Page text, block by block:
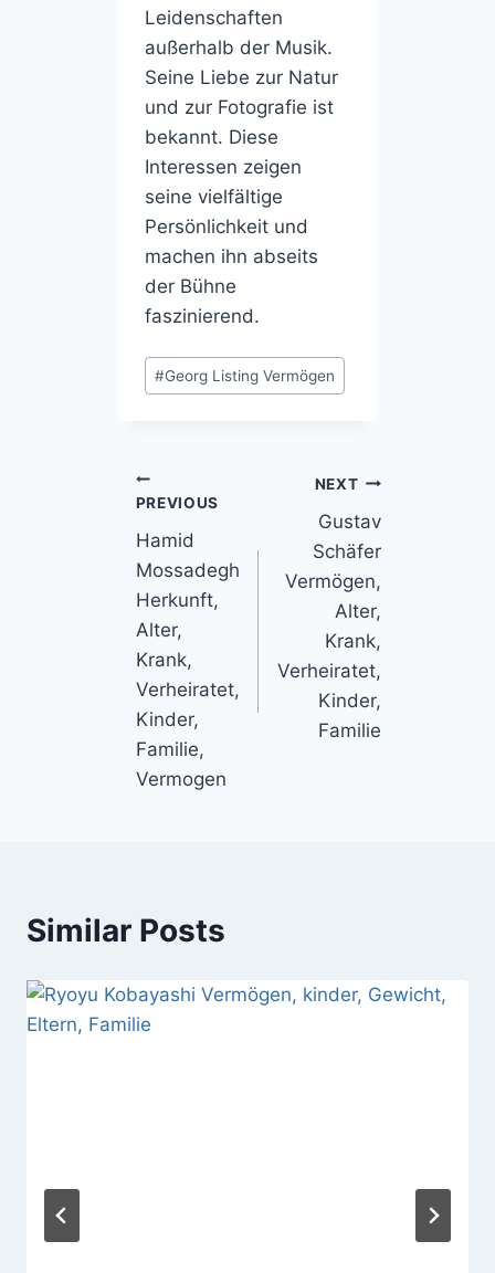
Leidenschaften
außerhalb der Musik.
Seine Liebe zur Natur
und zur Fotografie ist
bekannt. Diese
Interessen zeigen
seine vielfältige
Persönlichkeit und
machen ihn abseits
der Bühne
faszinierend.
Post
Tags:
#Georg Listing Vermögen
Post
navigation
PREVIOUS
Hamid
Mossadegh
Herkunft,
Alter,
Krank,
Verheiratet,
Kinder,
Familie,
Vermogen
NEXT
Gustav
Schäfer
Vermögen,
Alter,
Krank,
Verheiratet,
Kinder,
Familie
Similar Posts